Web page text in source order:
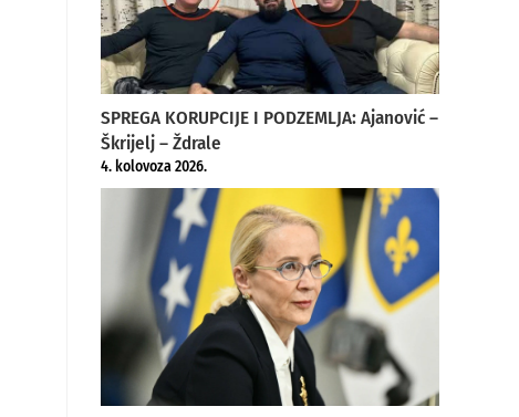
SPREGA KORUPCIJE I PODZEMLJA: Ajanović –
Škrijelj – Ždrale
4. kolovoza 2026.